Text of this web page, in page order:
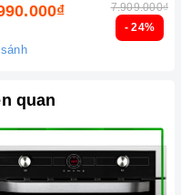
- 24%
7.909.000₫
quan